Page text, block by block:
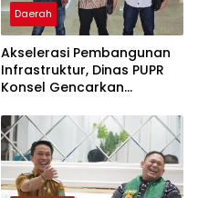
Daerah
Akselerasi Pembangunan
Infrastruktur, Dinas PUPR
Konsel Gencarkan
Kementerian